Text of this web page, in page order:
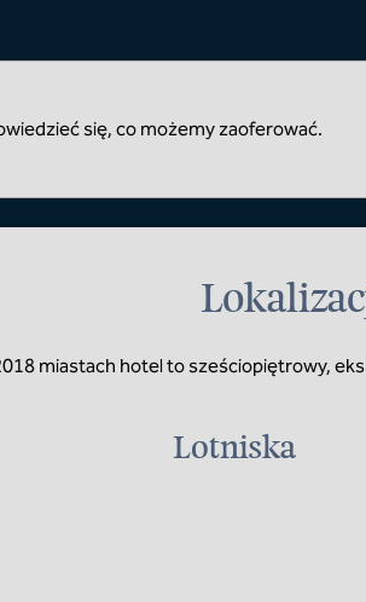
się, co możemy zaoferować.
miastach hotel to sześciopiętrowy,
Lotniska